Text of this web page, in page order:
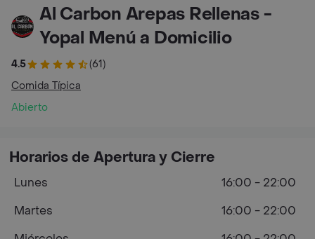
Al Carbon Arepas Rellenas -
Yopal Menú a Domicilio
4.5
(61)
Comida Típica
Abierto
Horarios de Apertura y Cierre
Lunes
16:00 - 22:00
Martes
16:00 - 22:00